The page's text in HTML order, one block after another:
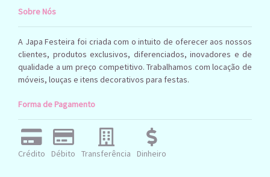
Bonecos
Borlotetas Screp Bubble Bubble C Vinil
Buchinho Bule Cacto Caixa
Caixadecorativa Capa Capas Para Cadeira Capim Dos
Centro De Mesa
Revelacao
Chaleira
Chapeu Boiadeira
Chuteira
Cilios Cogumelo
Sobre Nós
A Japa Festeira foi criada com o intuito de oferecer aos nossos
clientes, produtos exclusivos, diferenciados, inovadores e de
qualidade a um preço competitivo. Trabalhamos com locação de
móveis, louças e itens decorativos para festas.
Forma de Pagamento
Crédito Débito Transferência Dinheiro